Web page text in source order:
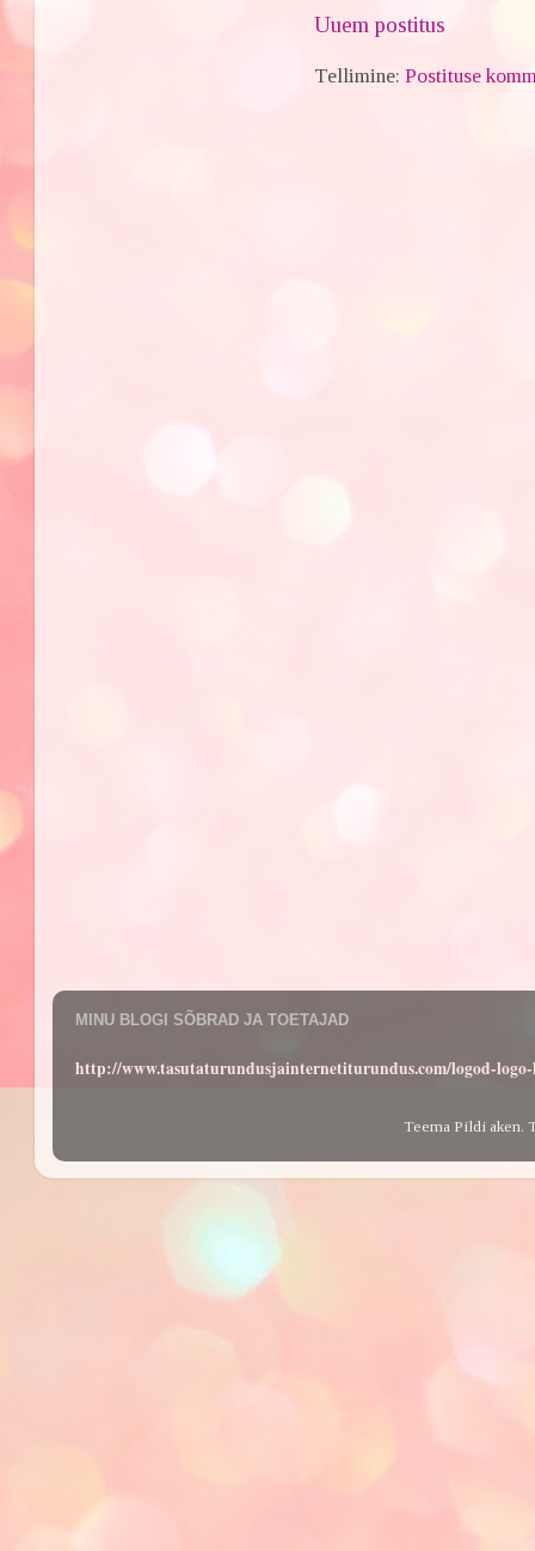
Uuem postitus
Tellimine:Postituse
MINU BLOGI SÕBRAD JA TOETAJAD
http://www.tasutaturundusjainternetiturundus.com/logod-
Teema Pildi aken.